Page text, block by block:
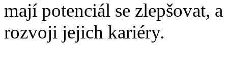
mají potenciál se zlepšovat,
rozvoji jejich kariéry.